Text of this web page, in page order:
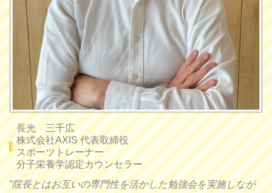
長光 三千広
株式会社AXIS 代表取締役
スポーツトレーナー
分子栄養学認定カウンセラー
”院長とはお互いの専門性を活かした勉強会を実施しなが